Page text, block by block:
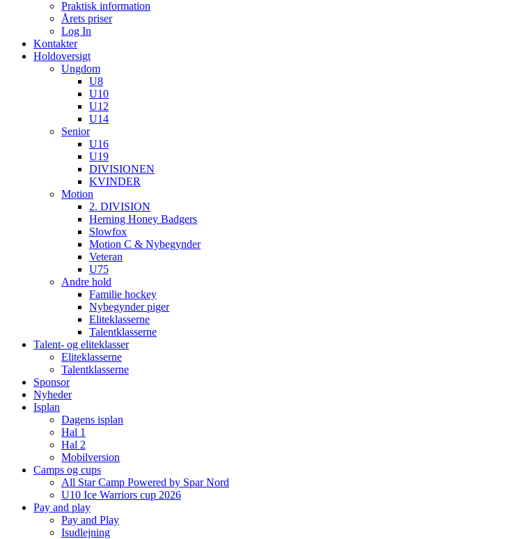
Praktisk information
Årets priser
Log In
Kontakter
Holdoversigt
Ungdom
U8
U10
U12
U14
Senior
U16
U19
DIVISIONEN
KVINDER
Motion
2. DIVISION
Herning Honey Badgers
Slowfox
Motion C & Nybegynder
Veteran
U75
Andre hold
Familie hockey
Nybegynder piger
Eliteklasserne
Talentklasserne
Talent- og eliteklasser
Eliteklasserne
Talentklasserne
Sponsor
Nyheder
Isplan
Dagens isplan
Hal 1
Hal 2
Mobilversion
Camps og cups
All Star Camp Powered by Spar Nord
U10 Ice Warriors cup 2026
Pay and play
Pay and Play
Isudlejning